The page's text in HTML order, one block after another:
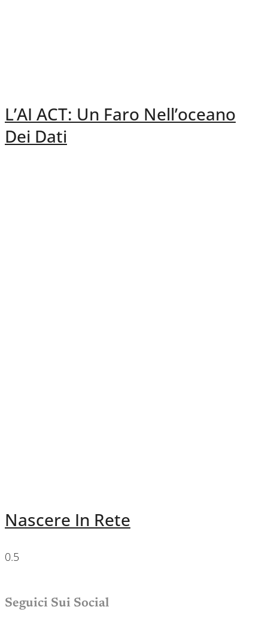
L’AI ACT: Un Faro Nell’oceano
Dei Dati
Nascere In Rete
Seguici Sui Social